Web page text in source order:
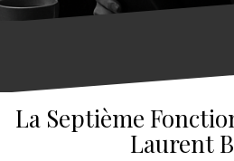
La Septième
Laurent